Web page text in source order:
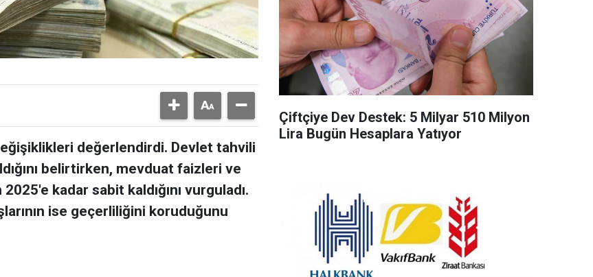
değerlendirdi. Devlet tahvili
belirtirken, mevduat faizleri ve
kadar sabit kaldığını vurguladı.
ise geçerliliğini koruduğunu
Çiftçiye Dev Destek: 5 Milyar 510 Milyon
Lira Bugün Hesaplara Yatıyor